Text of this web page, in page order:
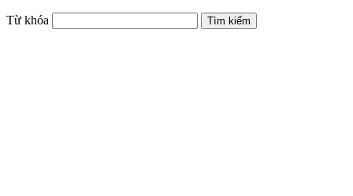
Từ khóa